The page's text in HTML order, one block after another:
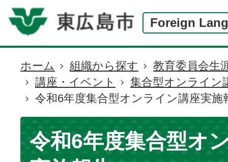
Foreign
現
在
の
位
ホーム 組織から探す
教育委員会生
講座・イベント
集合型オンライン
令和6年度集合型オンライン講座実施
令和6年度集合型オ